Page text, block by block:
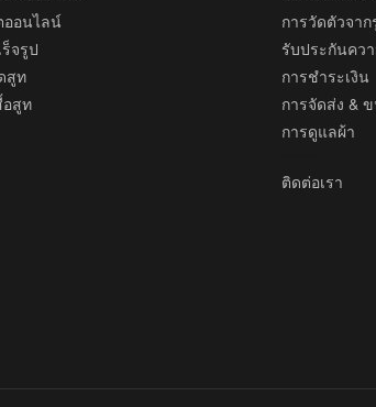
ออนไลน์
จรูป
สูท
อสูท
การวัดตัวจาก
รับประกันคว
การชำระเงิน
การจัดส่ง &
การดูแลผ้า
ติดต่อเรา